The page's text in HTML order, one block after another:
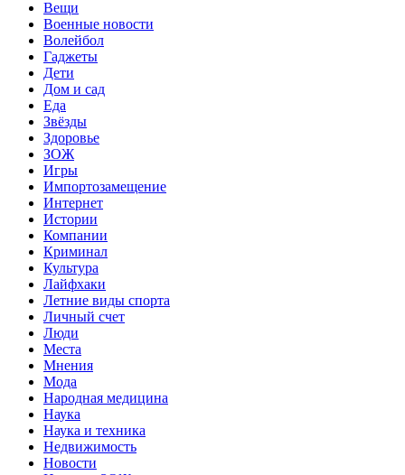
Вещи
Военные новости
Волейбол
Гаджеты
Дети
Дом и сад
Еда
Звёзды
Здоровье
ЗОЖ
Игры
Импортозамещение
Интернет
Истории
Компании
Криминал
Культура
Лайфхаки
Летние виды спорта
Личный счет
Люди
Места
Мнения
Мода
Народная медицина
Наука
Наука и техника
Недвижимость
Новости